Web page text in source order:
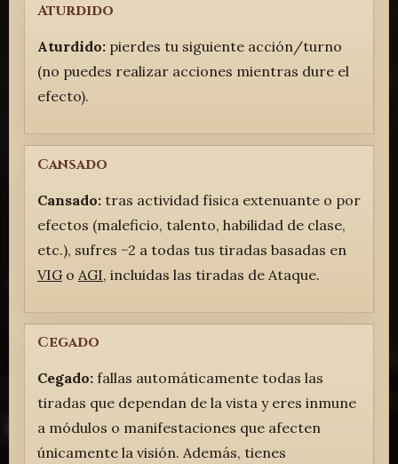
Aturdido
Aturdido:pierdes tu siguiente acción/turno
(no puedes realizar acciones mientras dure el
efecto).
Cansado
Cansado:tras actividad física extenuante o por
efectos (maleficio, talento, habilidad de clase,
etc.), sufres −2 a todas tus tiradas basadas en
VIGo AGI, incluidas las tiradas de Ataque.
Cegado
Cegado:fallas automáticamente todas las
tiradas que dependan de la vista y eres inmune
a módulos o manifestaciones que afecten
únicamente la visión. Además, tienes